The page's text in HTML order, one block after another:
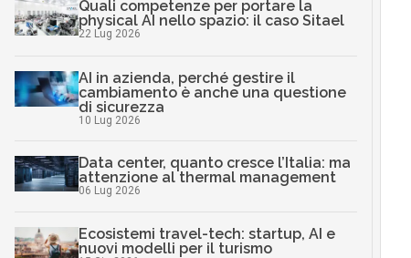
Quali competenze per portare la
physical AI nello spazio: il caso Sitael
22 Lug 2026
AI in azienda, perché gestire il
cambiamento è anche una questione
di sicurezza
10 Lug 2026
Data center, quanto cresce l’Italia: ma
attenzione al thermal management
06 Lug 2026
Ecosistemi travel-tech: startup, AI e
nuovi modelli per il turismo